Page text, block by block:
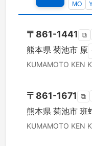
MO
〒 861-1441 ⧉
熊本県 菊池市 原
KUMAMOTO KEN
〒 861-1671 ⧉
熊本県 菊池市 班
KUMAMOTO KEN